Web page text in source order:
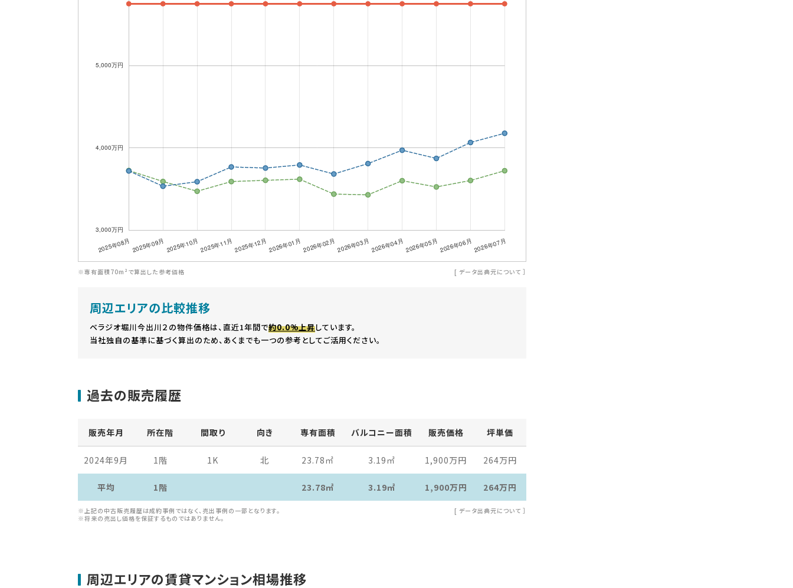
※専有面積70m²で算出した参考価格 [ データ出典元について ］
周辺エリアの比較推移
ベラジオ堀川今出川２の物件価格は、直近1年間で約0.0%上昇しています。
当社独自の基準に基づく算出のため、あくまでも一つの参考としてご活用ください。
過去の販売履歴
販売年月 所在階 間取り 向き 専有面積 バルコニー面積 販売価格 坪単価
2024年9月 1階 1K 北 23.78 ㎡ 3.19 ㎡ 1,900万円 264万円
平均 1階 23.78㎡ 3.19㎡ 1,900万円 264万円
※上記の中古販売履歴は成約事例ではなく、売出事例の一部となります。
※将来の売出し価格を保証するものではありません。
[ データ出典元について ］
周辺エリアの賃貸マンション相場推移